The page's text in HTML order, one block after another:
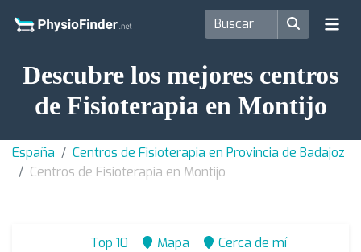
Descubre los mejores centros
de Fisioterapia en Montijo
España
Centros de Fisioterapia en Provincia de Badajoz
Centros de Fisioterapia en Montijo
Top 10 Mapa Cerca de mí